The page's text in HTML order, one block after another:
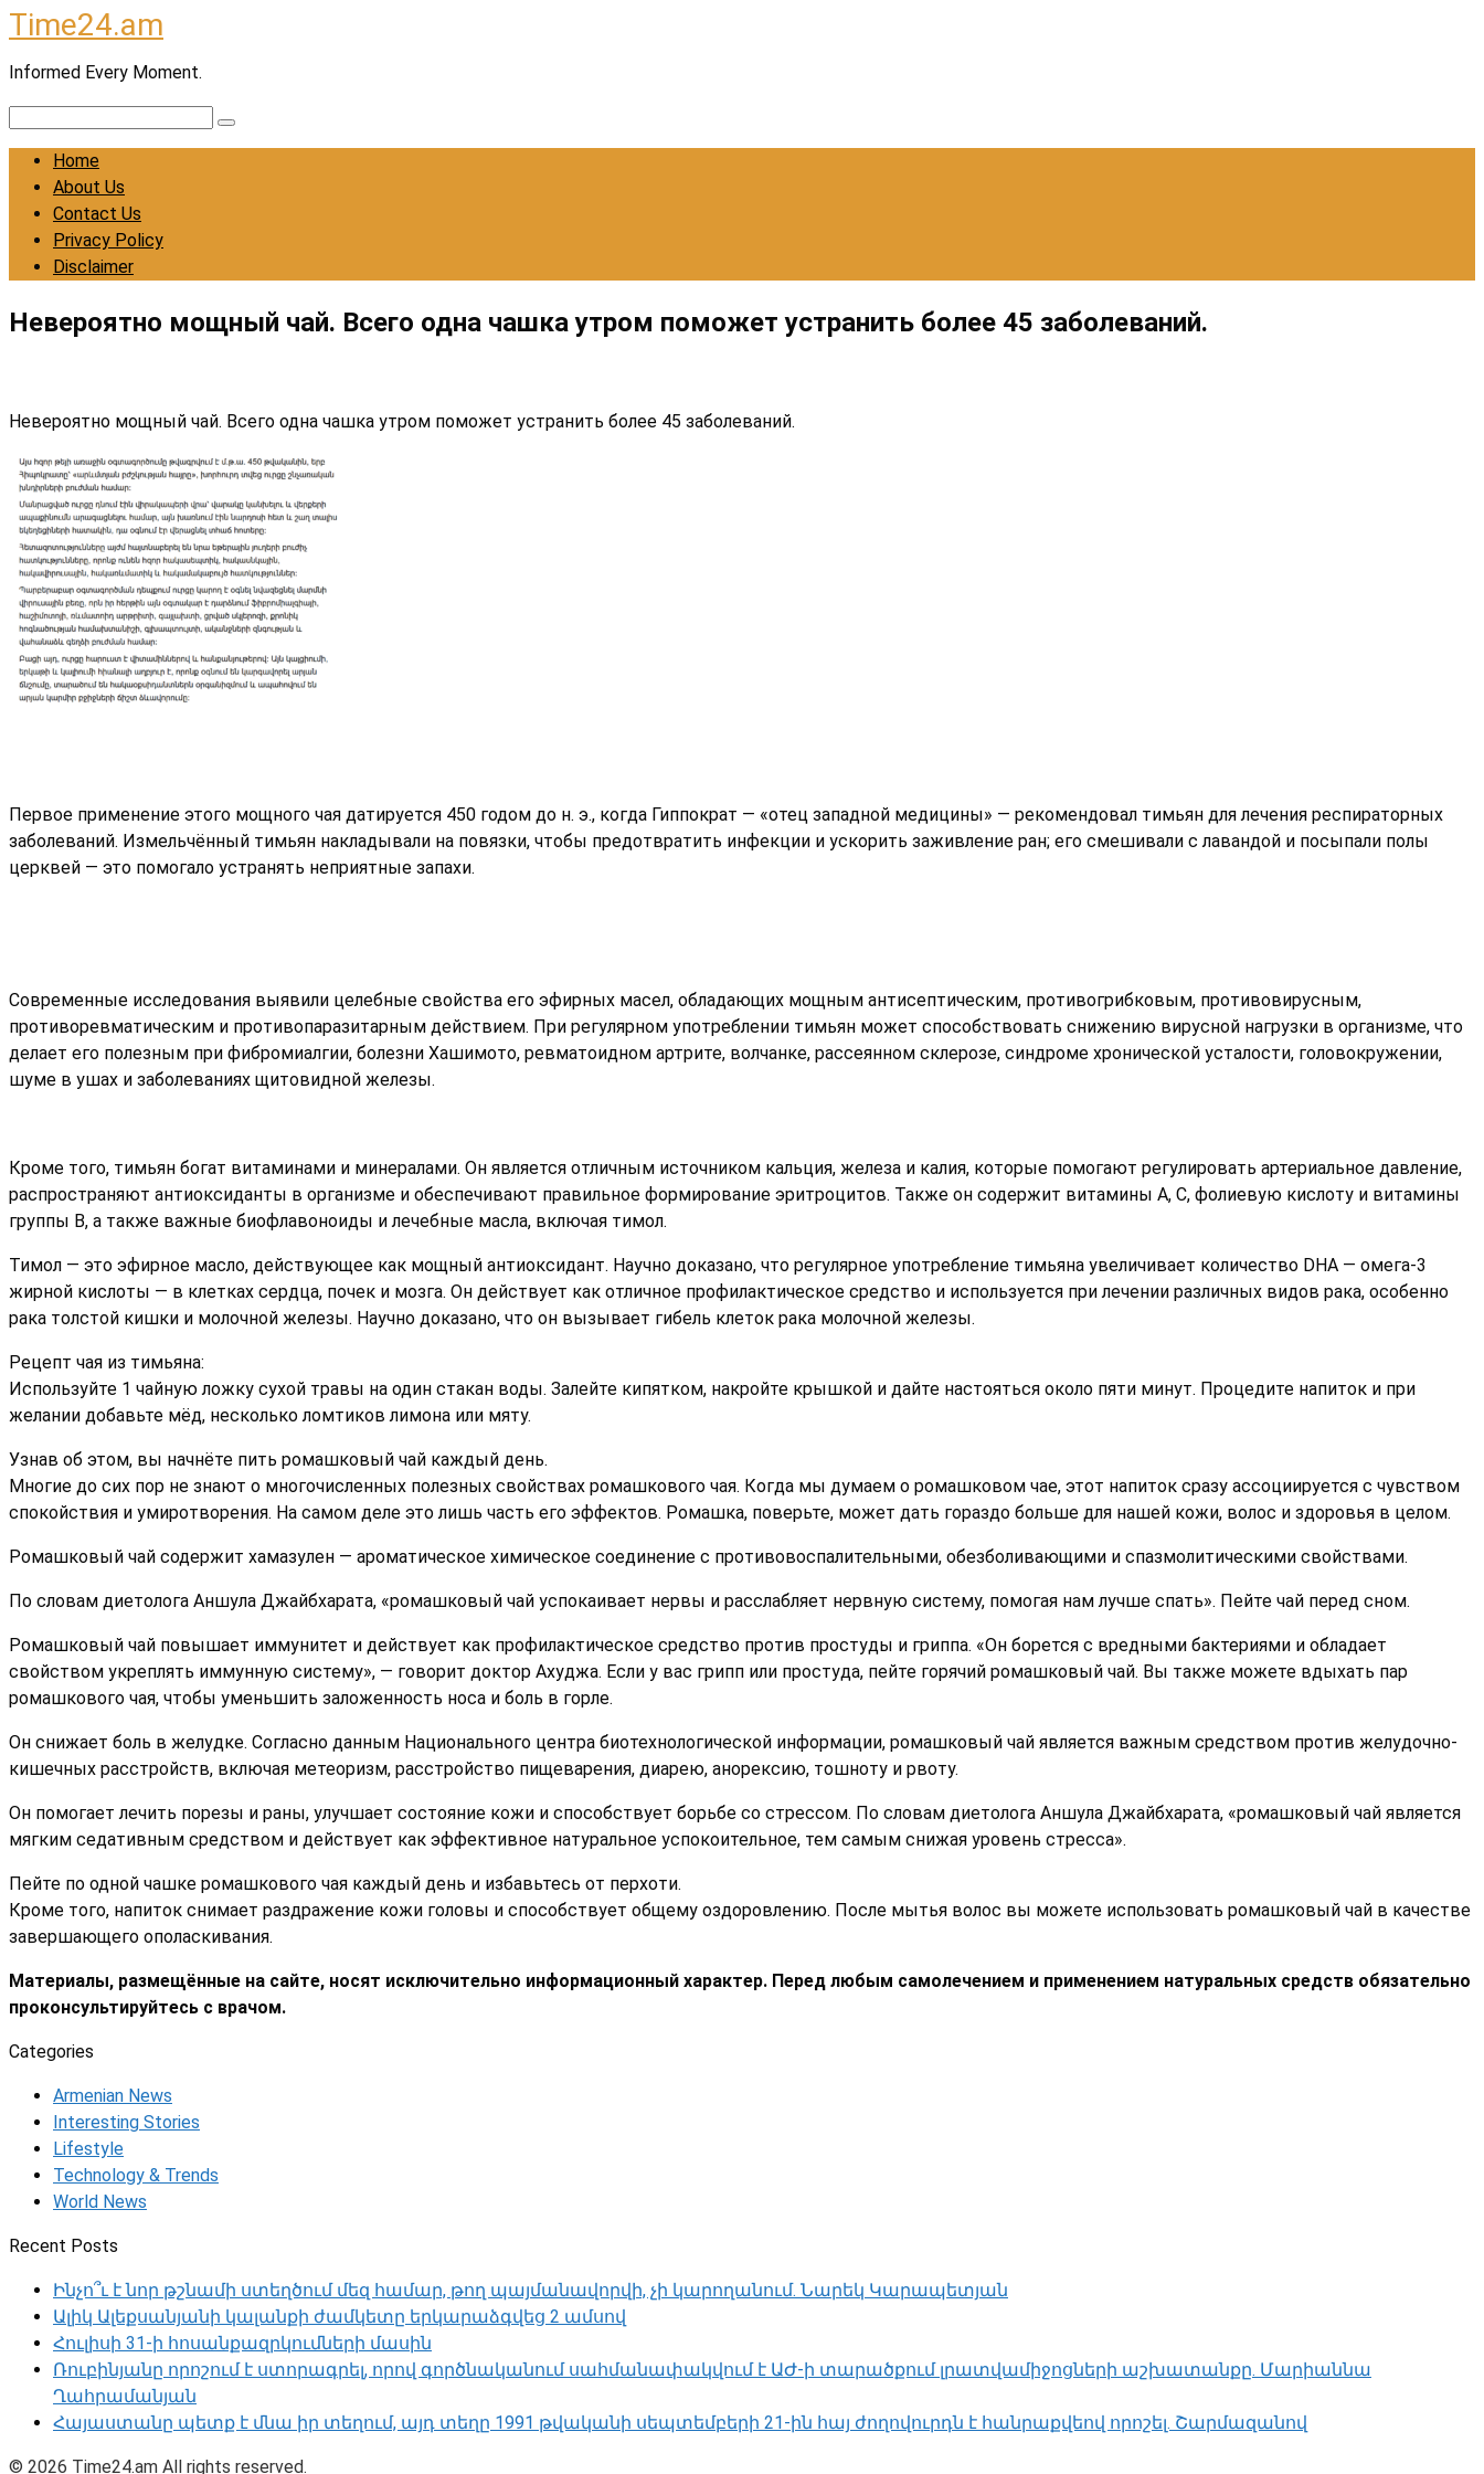
Skip
to
content
Time24.am
Informed Every Moment.
Home
About Us
Contact Us
Privacy Policy
Disclaimer
Невероятно мощный чай. Всего одна чашка утром поможет устранить более 45 заболеваний.
Невероятно мощный чай. Всего одна чашка утром поможет устранить более 45 заболеваний.
Первое применение этого мощного чая датируется 450 годом до н. э., когда Гиппократ — «отец западной медицины» — рекомендовал тимьян для лечения респираторных
заболеваний. Измельчённый тимьян накладывали на повязки, чтобы предотвратить инфекции и ускорить заживление ран; его смешивали с лавандой и посыпали полы
церквей — это помогало устранять неприятные запахи.
Современные исследования выявили целебные свойства его эфирных масел, обладающих мощным антисептическим, противогрибковым, противовирусным,
противоревматическим и противопаразитарным действием. При регулярном употреблении тимьян может способствовать снижению вирусной нагрузки в организме, что
делает его полезным при фибромиалгии, болезни Хашимото, ревматоидном артрите, волчанке, рассеянном склерозе, синдроме хронической усталости, головокружении,
шуме в ушах и заболеваниях щитовидной железы.
Кроме того, тимьян богат витаминами и минералами. Он является отличным источником кальция, железа и калия, которые помогают регулировать артериальное давление,
распространяют антиоксиданты в организме и обеспечивают правильное формирование эритроцитов. Также он содержит витамины A, C, фолиевую кислоту и витамины
группы B, а также важные биофлавоноиды и лечебные масла, включая тимол.
Тимол — это эфирное масло, действующее как мощный антиоксидант. Научно доказано, что регулярное употребление тимьяна увеличивает количество DHA — омега-3
жирной кислоты — в клетках сердца, почек и мозга. Он действует как отличное профилактическое средство и используется при лечении различных видов рака, особенно
рака толстой кишки и молочной железы. Научно доказано, что он вызывает гибель клеток рака молочной железы.
Рецепт чая из тимьяна:
Используйте 1 чайную ложку сухой травы на один стакан воды. Залейте кипятком, накройте крышкой и дайте настояться около пяти минут. Процедите напиток и при
желании добавьте мёд, несколько ломтиков лимона или мяту.
Узнав об этом, вы начнёте пить ромашковый чай каждый день.
Многие до сих пор не знают о многочисленных полезных свойствах ромашкового чая. Когда мы думаем о ромашковом чае, этот напиток сразу ассоциируется с чувством
спокойствия и умиротворения. На самом деле это лишь часть его эффектов. Ромашка, поверьте, может дать гораздо больше для нашей кожи, волос и здоровья в целом.
Ромашковый чай содержит хамазулен — ароматическое химическое соединение с противовоспалительными, обезболивающими и спазмолитическими свойствами.
По словам диетолога Аншула Джайбхарата, «ромашковый чай успокаивает нервы и расслабляет нервную систему, помогая нам лучше спать». Пейте чай перед сном.
Ромашковый чай повышает иммунитет и действует как профилактическое средство против простуды и гриппа. «Он борется с вредными бактериями и обладает
свойством укреплять иммунную систему», — говорит доктор Ахуджа. Если у вас грипп или простуда, пейте горячий ромашковый чай. Вы также можете вдыхать пар
ромашкового чая, чтобы уменьшить заложенность носа и боль в горле.
Он снижает боль в желудке. Согласно данным Национального центра биотехнологической информации, ромашковый чай является важным средством против желудочно-
кишечных расстройств, включая метеоризм, расстройство пищеварения, диарею, анорексию, тошноту и рвоту.
Он помогает лечить порезы и раны, улучшает состояние кожи и способствует борьбе со стрессом. По словам диетолога Аншула Джайбхарата, «ромашковый чай является
мягким седативным средством и действует как эффективное натуральное успокоительное, тем самым снижая уровень стресса».
Пейте по одной чашке ромашкового чая каждый день и избавьтесь от перхоти.
Кроме того, напиток снимает раздражение кожи головы и способствует общему оздоровлению. После мытья волос вы можете использовать ромашковый чай в качестве
завершающего ополаскивания.
Материалы, размещённые на сайте, носят исключительно информационный характер. Перед любым самолечением и применением натуральных средств обязательно
проконсультируйтесь с врачом.
Categories
Armenian News
Interesting Stories
Lifestyle
Technology & Trends
World News
Recent Posts
Ինչո՞ւ է նոր թշնամի ստեղծում մեզ համար, թող պայմանավորվի, չի կարողանում. Նարեկ Կարապետյան
Ալիկ Ալեքսանյանի կալանքի ժամկետը երկարաձգվեց 2 ամսով
Հուլիսի 31-ի հոսանքազրկումների մասին
Ռուբինյանը որոշում է ստորագրել, որով գործնականում սահմանափակվում է ԱԺ-ի տարածքում լրատվամիջոցների աշխատանքը․ Մարիաննա
Ղահրամանյան
Հայաստանը պետք է մնա իր տեղում, այդ տեղը 1991 թվականի սեպտեմբերի 21-ին հայ ժողովուրդն է հանրաքվեով որոշել․ Շարմազանով
© 2026 Time24.am All rights reserved.